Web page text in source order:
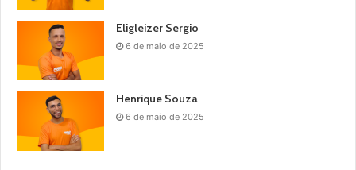
Eligleizer Sergio
6 de maio de 2025
Henrique Souza
6 de maio de 2025